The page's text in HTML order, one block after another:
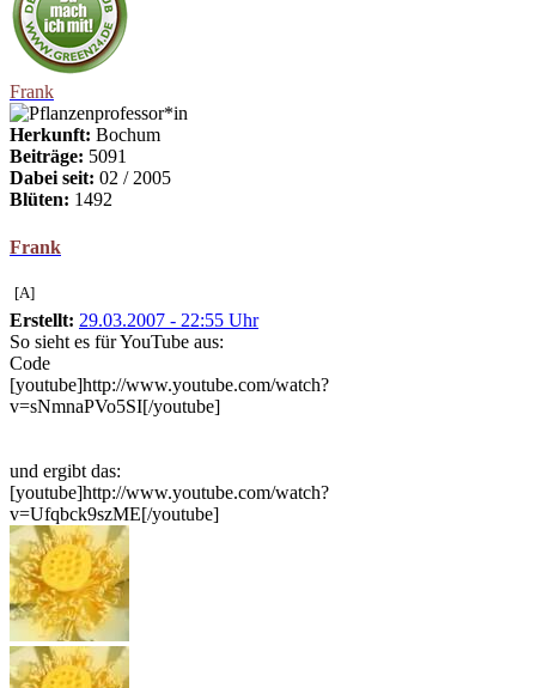
Frank
Herkunft: Bochum
Beiträge: 5091
Dabei seit: 02 / 2005
Blüten: 1492
Frank
[A]
Erstellt: 29.03.2007 - 22:55 Uhr
So sieht es für YouTube aus:
Code
[youtube]http://www.youtube.com/watch?
v=sNmnaPVo5SI[/youtube]
und ergibt das:
[youtube]http://www.youtube.com/watch?
v=Ufqbck9szME[/youtube]